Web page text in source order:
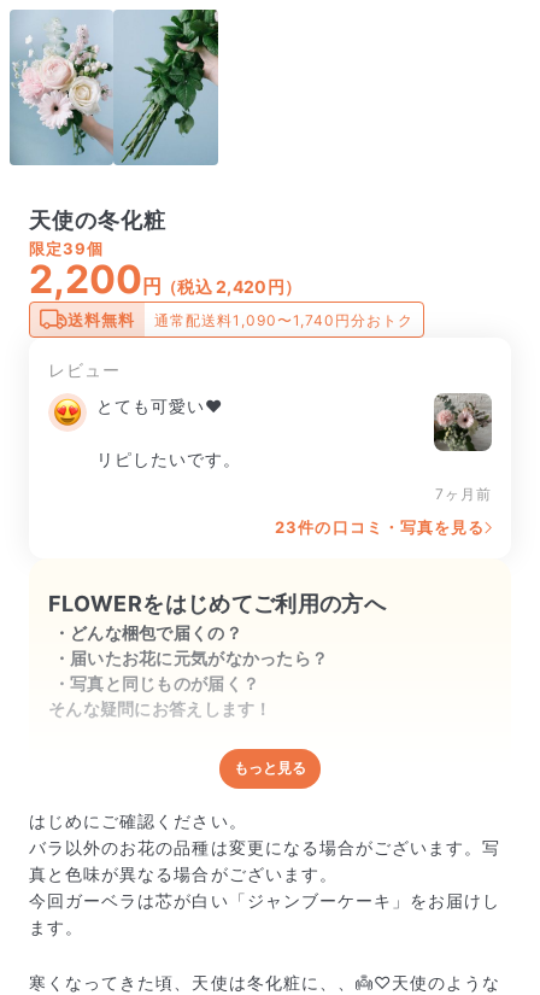
天使の冬化粧
限定39個
2,200 円 （税込 2,420円）
送料無料 通常配送料1,090〜1,740円分おトク
レビュー
とても可愛い♥️
リピしたいです。
7ヶ月前
23件の口コミ・写真を見る
FLOWERをはじめてご利用の方へ
どんな梱包で届くの？
届いたお花に元気がなかったら？
写真と同じものが届く？
そんな疑問にお答えします！
どんな梱包で届くの？
出荷前に水揚げ（花が水を吸いやすくなる処理）を施
し、専用ボックスに丁寧に梱包してお届けしています。
きゅっとまとめられて一見窮屈そうに見えますが、輸送
中の衝撃による折れや擦れを軽減する効果があります。
もっと見る
はじめにご確認ください。
バラ以外のお花の品種は変更になる場合がございます。写
真と色味が異なる場合がございます。
今回ガーベラは芯が白い「ジャンブーケーキ」をお届けし
ます。
寒くなってきた頃、天使は冬化粧に、、👼♡天使のような